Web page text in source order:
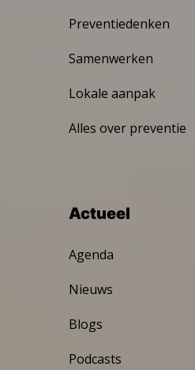
Preventiedenken
Samenwerken
Lokale aanpak
Alles over preventie
Actueel
Agenda
Nieuws
Blogs
Podcasts